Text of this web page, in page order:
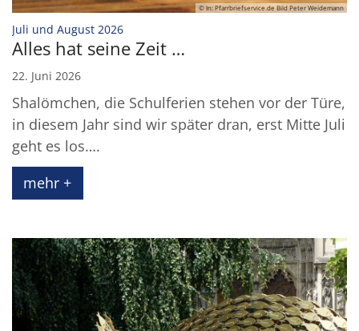
© In: Pfarrbriefservice.de Bild Peter Weidemann
Juli und August 2026:
Alles hat seine Zeit …
22. Juni 2026
Shalömchen, die Schulferien stehen vor der Türe,
in diesem Jahr sind wir später dran, erst Mitte Juli
geht es los….
mehr +